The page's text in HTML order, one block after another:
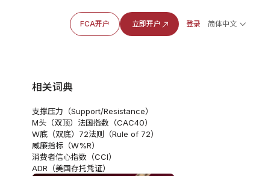
FCA开户 立即开户 登录 简体中文
相关词典
支撑压力（Support/Resistance）
M头（双顶） 法国指数（CAC40）
W底（双底） 72法则（Rule of 72）
威廉指标（W%R）
消费者信心指数（CCI）
ADR（美国存托凭证）